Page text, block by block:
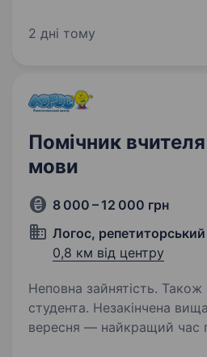
дружній колектив; офіційне працевлаштування.
дошкільнят;…
2 дні тому
Помічник вчителя
мови
8 000 – 12 000 грн
Логос,
0,8 км від центру
Неповна зайнятість. Також
студента. Незакінчена вища освіта.
вересня — найкращий час